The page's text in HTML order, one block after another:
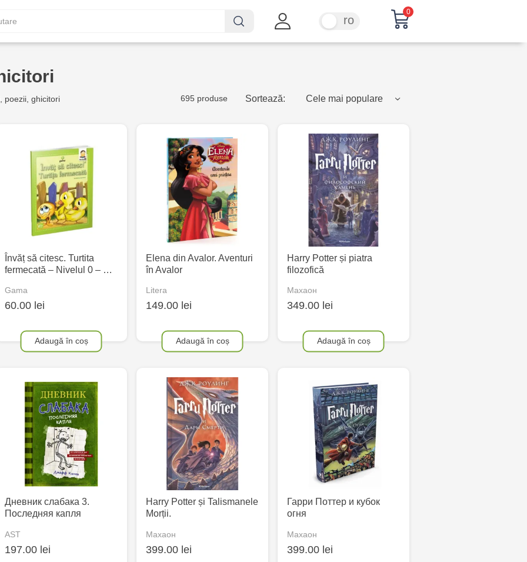
ro
0
poezii, ghicitori 695 produse Sortează: Cele mai populare
Învăț să citesc. Turtita
fermecată – Nivelul 0 – …
Gama
60.00 lei
Adaugă în coș
Elena din Avalor. Aventuri
în Avalor
Litera
149.00 lei
Adaugă în coș
Harry Potter și piatra
filozofică
Махаон
349.00 lei
Adaugă în coș
Дневник слабака 3.
Последняя капля
AST
197.00 lei
Harry Potter și Talismanele
Morții.
Махаон
399.00 lei
Гарри Поттер и кубок
огня
Махаон
399.00 lei